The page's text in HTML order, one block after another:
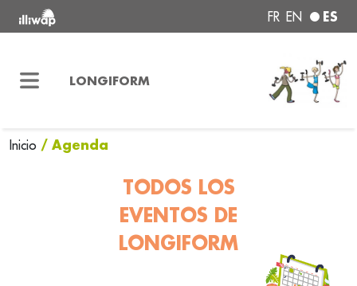
FR EN ES
LONGIFORM
Inicio / Agenda
TODOS LOS
EVENTOS DE
LONGIFORM